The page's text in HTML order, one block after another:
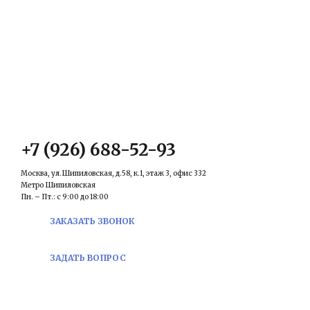
+7 (926) 688-52-93
Москва, ул.Шипиловская, д.58, к.1, этаж 3, офис 332
Метро Шипиловская
Пн. – Пт.: с 9:00 до 18:00
ЗАКАЗАТЬ ЗВОНОК
ЗАДАТЬ ВОПРОС